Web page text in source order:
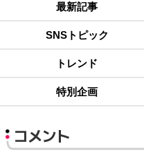
最新記事
SNSトピック
トレンド
特別企画
コメント